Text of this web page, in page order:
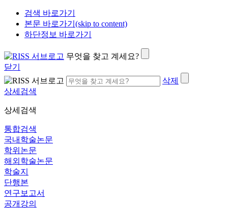
검색 바로가기
본문 바로가기(skip to content)
하단정보 바로가기
무엇을 찾고 계세요?
닫기
삭제
상세검색
상세검색
통합검색
국내학술논문
학위논문
해외학술논문
학술지
단행본
연구보고서
공개강의